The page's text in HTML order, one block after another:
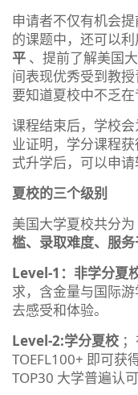
申请者不仅有机会
的课题中，还可以
平 、提前了解美国
间表现优秀受到教
要知道夏校中不乏在
课程结束后，学校
业证明，学分课程
式升学后，可以申请
夏校的三个级别
美国大学夏校共分
槛、录取难度、服
Level-1 ：非学分夏
求，含金量与国际
去感受和体验。
Level-2:学分夏校
TOEFL100+ 即可获
TOP30 大学普遍认可